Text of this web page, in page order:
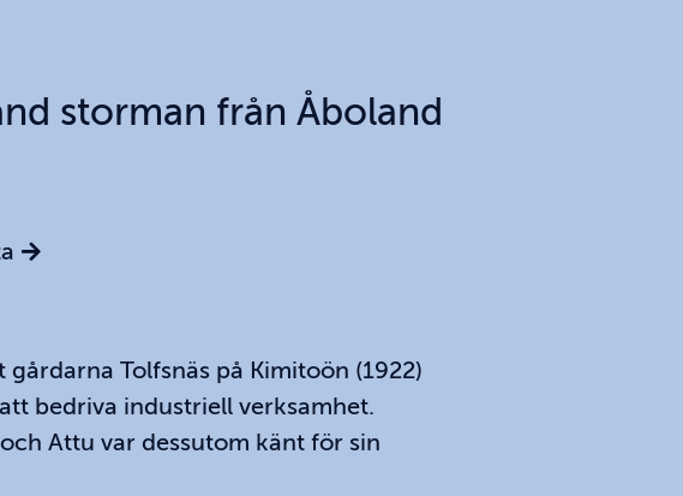
storman från Åboland
Tolfsnäs på Kimitoön (1922)
bedriva industriell verksamhet.
Attu var dessutom känt för sin